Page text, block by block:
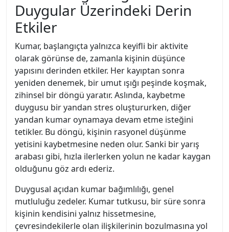
Duygular Üzerindeki Derin
Etkiler
Kumar, başlangıçta yalnızca keyifli bir aktivite
olarak görünse de, zamanla kişinin düşünce
yapısını derinden etkiler. Her kayıptan sonra
yeniden denemek, bir umut ışığı peşinde koşmak,
zihinsel bir döngü yaratır. Aslında, kaybetme
duygusu bir yandan stres oluştururken, diğer
yandan kumar oynamaya devam etme isteğini
tetikler. Bu döngü, kişinin rasyonel düşünme
yetisini kaybetmesine neden olur. Sanki bir yarış
arabası gibi, hızla ilerlerken yolun ne kadar kaygan
olduğunu göz ardı ederiz.
Duygusal açıdan kumar bağımlılığı, genel
mutluluğu zedeler. Kumar tutkusu, bir süre sonra
kişinin kendisini yalnız hissetmesine,
çevresindekilerle olan ilişkilerinin bozulmasına yol